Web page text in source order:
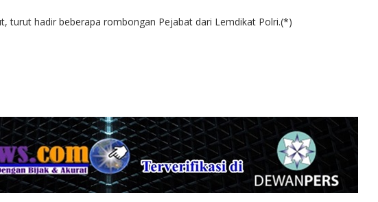
turut hadir beberapa rombongan Pejabat dari Lemdikat Polri.(*)